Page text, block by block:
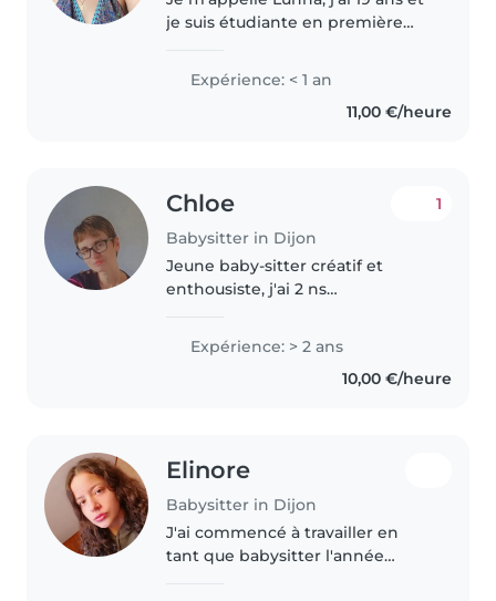
je suis étudiante en première
langues, notamment l'anglais.
J'ai toujours eu un très bon
contact avec les enfants et
Expérience: < 1 an
11,00 €/heure
Chloe
Babysitter in Dijon
1
Jeune baby-sitter créatif et
enthousiste, j'ai 2 ns
tout-petits. Diplômé CAP, je suis
à l'aise avec les tâches
ménagères et adore le dessin,
Expérience: > 2 ans
10,00 €/heure
Elinore
Babysitter in Dijon
J'ai commencé à travailler en
tant que babysitter l'année